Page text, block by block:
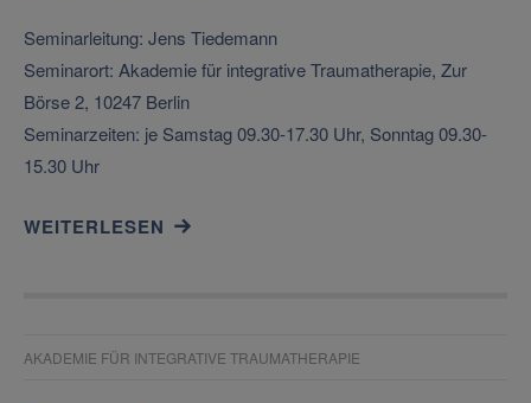
Seminarleitung: Jens Tiedemann
Seminarort: Akademie für integrative Traumatherapie, Zur
Börse 2, 10247 Berlin
Seminarzeiten: je Samstag 09.30-17.30 Uhr, Sonntag 09.30-
15.30 Uhr
WEITERLESEN
AKADEMIE FÜR INTEGRATIVE TRAUMATHERAPIE